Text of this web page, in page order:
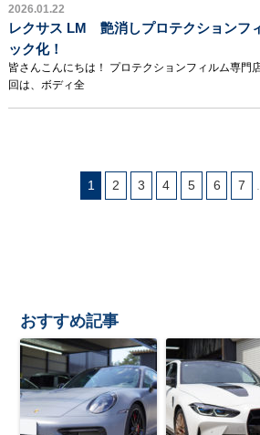
2026.01.22
レクサス LM 艶消しプロテクションフ
ック化！
皆さんこんにちは！ プロテクションフィルム専
回は、ボディ全
1 2 3 4 5 6 7
おすすめ記事